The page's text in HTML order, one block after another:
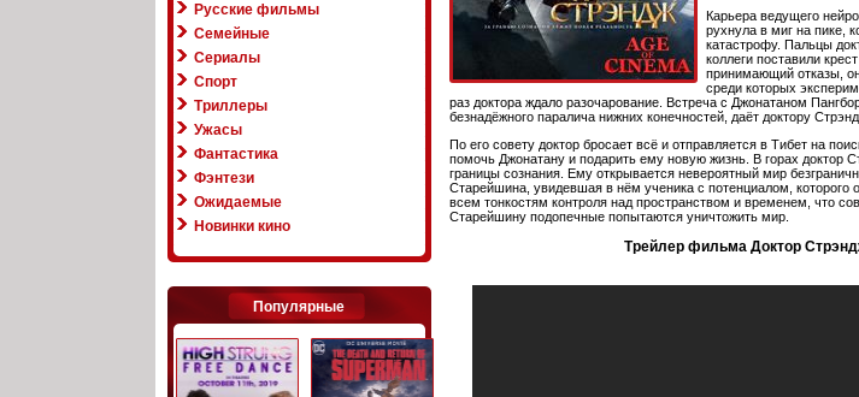
Русские фильмы
Семейные
Сериалы
Спорт
Триллеры
Ужасы
Фантастика
Фэнтези
Ожидаемые
Новинки кино
Популярные
Карьера ведущего
рухнула в миг на пике,
катастрофу. Пальцы
коллеги поставили
принимающий отказы,
среди которых
раз доктора ждало разочарование. Встреча с Джонатаном
безнадёжного паралича нижних конечностей, даёт доктору
По его совету доктор бросает всё и отправляется в Тибет на
помочь Джонатану и подарить ему новую жизнь. В горах доктор
границы сознания. Ему открывается невероятный мир
Старейшина, увидевшая в нём ученика с потенциалом, которого
всем тонкостям контроля над пространством и временем, что
Старейшину подопечные попытаются уничтожить мир.
Трейлер фильма Доктор